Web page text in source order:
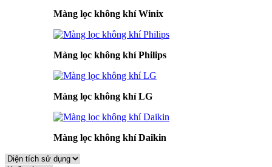
Màng lọc không khí Winix
Màng lọc không khí Philips
Màng lọc không khí LG
Màng lọc không khí Daikin